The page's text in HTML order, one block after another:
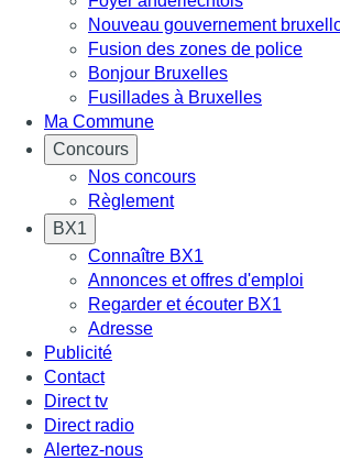
Nouveau gouvernement
Fusion des zones de police
Bonjour Bruxelles
Fusillades à Bruxelles
Ma Commune
Concours
Nos concours
Règlement
BX1
Connaître BX1
Annonces et offres d'emploi
Regarder et écouter BX1
Adresse
Publicité
Contact
Direct tv
Direct radio
Alertez-nous